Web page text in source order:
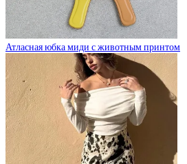
Атласная юбка миди с животным принтом